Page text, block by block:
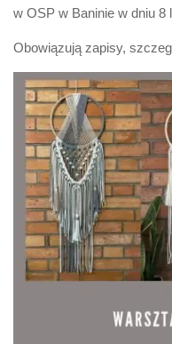
w OSP w Baninie w dniu 8
Obowiązują zapisy,